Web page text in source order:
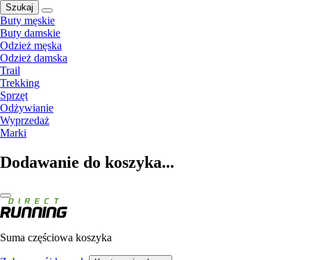
Szukaj
Buty męskie
Buty damskie
Odzież męska
Odzież damska
Trail
Trekking
Sprzęt
Odżywianie
Wyprzedaż
Marki
Dodawanie do koszyka...
Suma częściowa koszyka